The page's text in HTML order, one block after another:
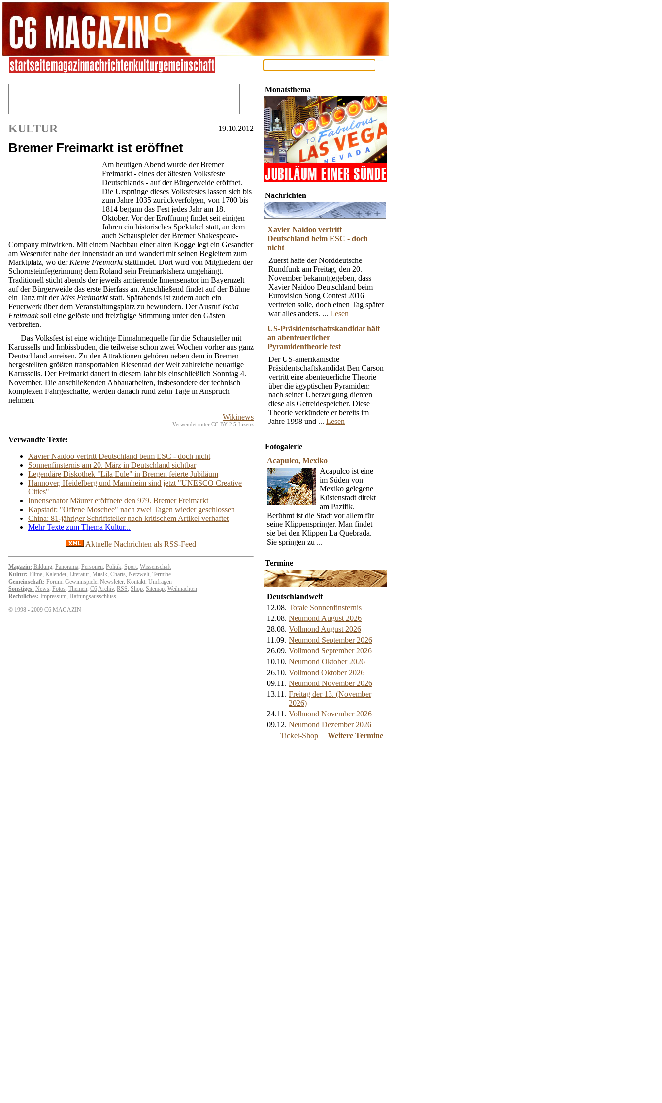
KULTUR 19.10.2012
Bremer Freimarkt ist eröffnet
Am heutigen Abend wurde der Bremer
Freimarkt - eines der ältesten Volksfeste
Deutschlands - auf der Bürgerweide eröffnet.
Die Ursprünge dieses Volksfestes lassen sich bis
zum Jahre 1035 zurückverfolgen, von 1700 bis
1814 begann das Fest jedes Jahr am 18.
Oktober. Vor der Eröffnung findet seit einigen
Jahren ein historisches Spektakel statt, an dem
auch Schauspieler der Bremer Shakespeare-
Company mitwirken. Mit einem Nachbau einer alten Kogge legt ein Gesandter
am Weserufer nahe der Innenstadt an und wandert mit seinen Begleitern zum
Marktplatz, wo der Kleine Freimarktstattfindet. Dort wird von Mitgliedern der
Schornsteinfegerinnung dem Roland sein Freimarktsherz umgehängt.
Traditionell sticht abends der jeweils amtierende Innensenator im Bayernzelt
auf der Bürgerweide das erste Bierfass an. Anschließend findet auf der Bühne
ein Tanz mit der Miss Freimarktstatt. Spätabends ist zudem auch ein
Feuerwerk über dem Veranstaltungsplatz zu bewundern. Der Ausruf Ischa
Freimaaksoll eine gelöste und freizügige Stimmung unter den Gästen
verbreiten.
Das Volksfest ist eine wichtige Einnahmequelle für die Schausteller mit
Karussells und Imbissbuden, die teilweise schon zwei Wochen vorher aus ganz
Deutschland anreisen. Zu den Attraktionen gehören neben dem in Bremen
hergestellten größten transportablen Riesenrad der Welt zahlreiche neuartige
Karussells. Der Freimarkt dauert in diesem Jahr bis einschließlich Sonntag 4.
November. Die anschließenden Abbauarbeiten, insbesondere der technisch
komplexen Fahrgeschäfte, werden danach rund zehn Tage in Anspruch
nehmen.
Wikinews
Verwendet unter CC-BY-2.5-Lizenz
Verwandte Texte:
Xavier Naidoo vertritt Deutschland beim ESC - doch nicht
Sonnenfinsternis am 20. März in Deutschland sichtbar
Legendäre Diskothek "Lila Eule" in Bremen feierte Jubiläum
Hannover, Heidelberg und Mannheim sind jetzt "UNESCO Creative
Cities"
Innensenator Mäurer eröffnete den 979. Bremer Freimarkt
Kapstadt: "Offene Moschee" nach zwei Tagen wieder geschlossen
China: 81-jähriger Schriftsteller nach kritischem Artikel verhaftet
Mehr Texte zum Thema Kultur...
Aktuelle Nachrichten als RSS-Feed
Magazin: Bildung, Panorama, Personen, Politik, Sport, Wissenschaft
Kultur: Filme, Kalender, Literatur, Musik, Charts, Netzwelt, Termine
Gemeinschaft: Forum, Gewinnspiele, Newsleter, Kontakt, Umfragen
Sonstiges: News, Fotos, Themen, C6Archiv, RSS, Shop, Sitemap, Weihnachten
Rechtliches: Impressum, Haftungsausschluss
© 1998 - 2009 C6 MAGAZIN
Monatsthema
Nachrichten
Xavier Naidoo vertritt
Deutschland beim ESC - doch
nicht
Zuerst hatte der Norddeutsche
Rundfunk am Freitag, den 20.
November bekanntgegeben, dass
Xavier Naidoo Deutschland beim
Eurovision Song Contest 2016
vertreten solle, doch einen Tag später
war alles anders. ... Lesen
US-Präsidentschaftskandidat hält
an abenteuerlicher
Pyramidentheorie fest
Der US-amerikanische
Präsidentschaftskandidat Ben Carson
vertritt eine abenteuerliche Theorie
über die ägyptischen Pyramiden:
nach seiner Überzeugung dienten
diese als Getreidespeicher. Diese
Theorie verkündete er bereits im
Jahre 1998 und ... Lesen
Fotogalerie
Acapulco, Mexiko
Acapulco ist eine
im Süden von
Mexiko gelegene
Küstenstadt direkt
am Pazifik.
Berühmt ist die Stadt vor allem für
seine Klippenspringer. Man findet
sie bei den Klippen La Quebrada.
Sie springen zu ...
Termine
Deutschlandweit
12.08. Totale Sonnenfinsternis
12.08. Neumond August 2026
28.08. Vollmond August 2026
11.09. Neumond September 2026
26.09. Vollmond September 2026
10.10. Neumond Oktober 2026
26.10. Vollmond Oktober 2026
09.11. Neumond November 2026
13.11. Freitag der 13. (November
2026)
24.11. Vollmond November 2026
09.12. Neumond Dezember 2026
Ticket-Shop | Weitere Termine